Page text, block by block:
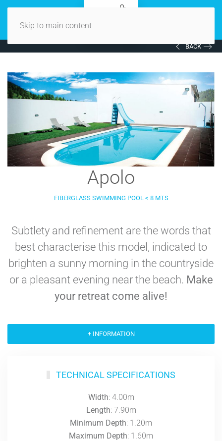
Skip to main content
BACK
Apolo
FIBERGLASS SWIMMING POOL < 8 MTS
Subtlety and refinement are the words that
best characterise this model, indicated to
brighten a sunny morning in the countryside
or a pleasant evening near the beach. Make
your retreat come alive!
+ INFORMATION
TECHNICAL SPECIFICATIONS
Width: 4.00m
Length: 7.90m
Minimum Depth: 1.20m
Maximum Depth: 1.60m